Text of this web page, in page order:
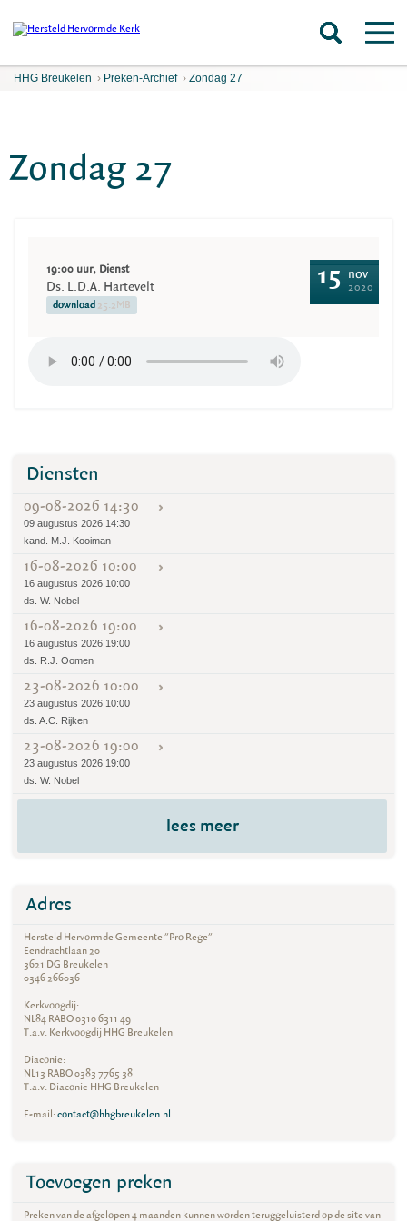
HHG Breukelen › Preken-Archief › Zondag 27
Zondag 27
19:00 uur, Dienst
Ds. L.D.A. Hartevelt
download 25.2MB
15 nov
2020
Diensten
09-08-2026 14:30
09 augustus 2026 14:30
kand. M.J. Kooiman
16-08-2026 10:00
16 augustus 2026 10:00
ds. W. Nobel
16-08-2026 19:00
16 augustus 2026 19:00
ds. R.J. Oomen
23-08-2026 10:00
23 augustus 2026 10:00
ds. A.C. Rijken
23-08-2026 19:00
23 augustus 2026 19:00
ds. W. Nobel
lees meer
Adres
Hersteld Hervormde Gemeente "Pro Rege"
Eendrachtlaan 20
3621 DG Breukelen
0346 266036
Kerkvoogdij:
NL84 RABO 0310 6311 49
T.a.v. Kerkvoogdij HHG Breukelen
Diaconie:
NL13 RABO 0383 7765 38
T.a.v. Diaconie HHG Breukelen
E-mail:contact@hhgbreukelen.nl
Toevoegen preken
Preken van de afgelopen 4 maanden kunnen worden teruggeluisterd op de site van